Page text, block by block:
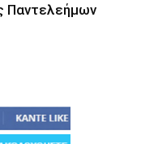
Παντελεήμων